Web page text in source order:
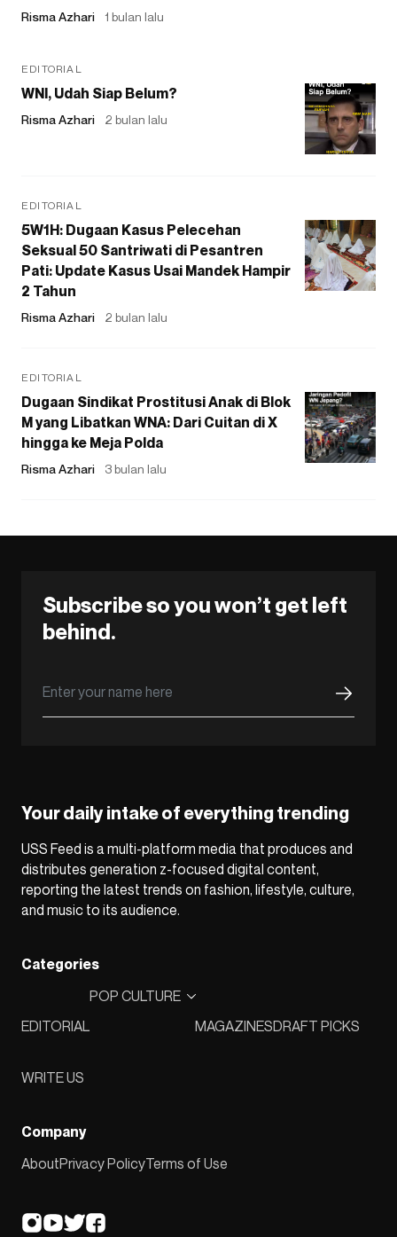
Risma Azhari 1 bulan lalu
EDITORIAL
WNI, Udah Siap Belum?
Risma Azhari 2 bulan lalu
EDITORIAL
5W1H: Dugaan Kasus Pelecehan
Seksual 50 Santriwati di Pesantren
Pati: Update Kasus Usai Mandek Hampir
2 Tahun
Risma Azhari 2 bulan lalu
EDITORIAL
Dugaan Sindikat Prostitusi Anak di Blok
M yang Libatkan WNA: Dari Cuitan di X
hingga ke Meja Polda
Risma Azhari 3 bulan lalu
Subscribe so you won’t get left
behind.
Your daily intake of everything trending
USS Feed is a multi-platform media that produces and
distributes generation z-focused digital content,
reporting the latest trends on fashion, lifestyle, culture,
and music to its audience.
Categories
EDITORIAL
POP CULTURE
MAGAZINESDRAFT PICKS
WRITE US
Company
AboutPrivacy PolicyTerms of Use